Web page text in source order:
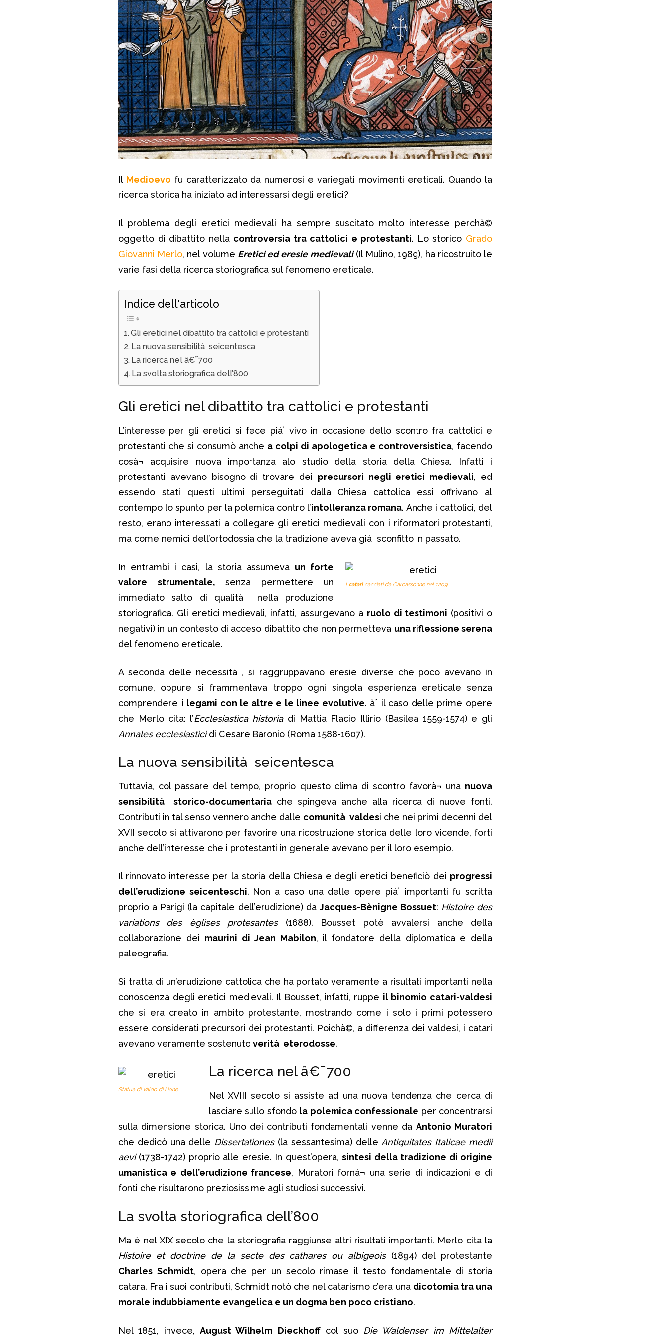
Il Medioevo fu caratterizzato da numerosi e variegati movimenti ereticali. Quando la
ricerca storica ha iniziato ad interessarsi degli eretici?
Il problema degli eretici medievali ha sempre suscitato molto interesse perchà©
oggetto di dibattito nella controversia tra cattolici e protestanti. Lo storico Grado
Giovanni Merlo, nel volume Eretici ed eresie medievali(Il Mulino, 1989), ha ricostruito le
varie fasi della ricerca storiografica sul fenomeno ereticale.
Indice dell'articolo
Gli eretici nel dibattito tra cattolici e protestanti
La nuova sensibilità seicentesca
La ricerca nel â€˜700
La svolta storiografica dell’800
Gli eretici nel dibattito tra cattolici e protestanti
L’interesse per gli eretici si fece pià¹ vivo in occasione dello scontro fra cattolici e
protestanti che si consumò anche a colpi di apologetica e controversistica, facendo
cosà¬ acquisire nuova importanza alo studio della storia della Chiesa. Infatti i
protestanti avevano bisogno di trovare dei precursori negli eretici medievali, ed
essendo stati questi ultimi perseguitati dalla Chiesa cattolica essi offrivano al
contempo lo spunto per la polemica contro l’intolleranza romana. Anche i cattolici, del
resto, erano interessati a collegare gli eretici medievali con i riformatori protestanti,
ma come nemici dell’ortodossia che la tradizione aveva già sconfitto in passato.
I cataricacciati da Carcassonne nel 1209
In entrambi i casi, la storia assumeva un forte
valore strumentale, senza permettere un
immediato salto di qualità nella produzione
storiografica. Gli eretici medievali, infatti, assurgevano a ruolo di testimoni (positivi o
negativi) in un contesto di acceso dibattito che non permetteva una riflessione serena
del fenomeno ereticale.
A seconda delle necessità , si raggruppavano eresie diverse che poco avevano in
comune, oppure si frammentava troppo ogni singola esperienza ereticale senza
comprendere i legami con le altre e le linee evolutive. àˆ il caso delle prime opere
che Merlo cita: l’Ecclesiastica historia di Mattia Flacio Illirio (Basilea 1559-1574) e gli
Annales ecclesiasticidi Cesare Baronio (Roma 1588-1607).
La nuova sensibilità seicentesca
Tuttavia, col passare del tempo, proprio questo clima di scontro favorà¬ una nuova
sensibilità storico-documentaria che spingeva anche alla ricerca di nuove fonti.
Contributi in tal senso vennero anche dalle comunità valdesi che nei primi decenni del
XVII secolo si attivarono per favorire una ricostruzione storica delle loro vicende, forti
anche dell’interesse che i protestanti in generale avevano per il loro esempio.
Il rinnovato interesse per la storia della Chiesa e degli eretici beneficiò dei progressi
dell’erudizione seicenteschi. Non a caso una delle opere pià¹ importanti fu scritta
proprio a Parigi (la capitale dell’erudizione) da Jacques-Bènigne Bossuet: Histoire des
variations des èglises protesantes(1688). Bousset potè avvalersi anche della
collaborazione dei maurini di Jean Mabilon, il fondatore della diplomatica e della
paleografia.
Si tratta di un’erudizione cattolica che ha portato veramente a risultati importanti nella
conoscenza degli eretici medievali. Il Bousset, infatti, ruppe il binomio catari-valdesi
che si era creato in ambito protestante, mostrando come i solo i primi potessero
essere considerati precursori dei protestanti. Poichà©, a differenza dei valdesi, i catari
avevano veramente sostenuto verità eterodosse.
Statua di Valdo di Lione
La ricerca nel â€˜700
Nel XVIII secolo si assiste ad una nuova tendenza che cerca di
lasciare sullo sfondo la polemica confessionale per concentrarsi
sulla dimensione storica. Uno dei contributi fondamentali venne da Antonio Muratori
che dedicò una delle Dissertationes(la sessantesima) delle Antiquitates Italicae medii
aevi(1738-1742) proprio alle eresie. In quest’opera,sintesi della tradizione di origine
umanistica e dell’erudizione francese, Muratori fornà¬ una serie di indicazioni e di
fonti che risultarono preziosissime agli studiosi successivi.
La svolta storiografica dell’800
Ma è nel XIX secolo che la storiografia raggiunse altri risultati importanti. Merlo cita la
Histoireet doctrine de la secte des cathares ou albigeois(1894) del protestante
Charles Schmidt, opera che per un secolo rimase il testo fondamentale di storia
catara. Fra i suoi contributi, Schmidt notò che nel catarismo c’era una dicotomia tra una
morale indubbiamente evangelica e un dogma ben poco cristiano.
Nel 1851, invece,August Wilhelm Dieckhoffcol suo Die Waldenser im Mittelalter